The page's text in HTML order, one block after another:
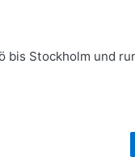
Stockholm und